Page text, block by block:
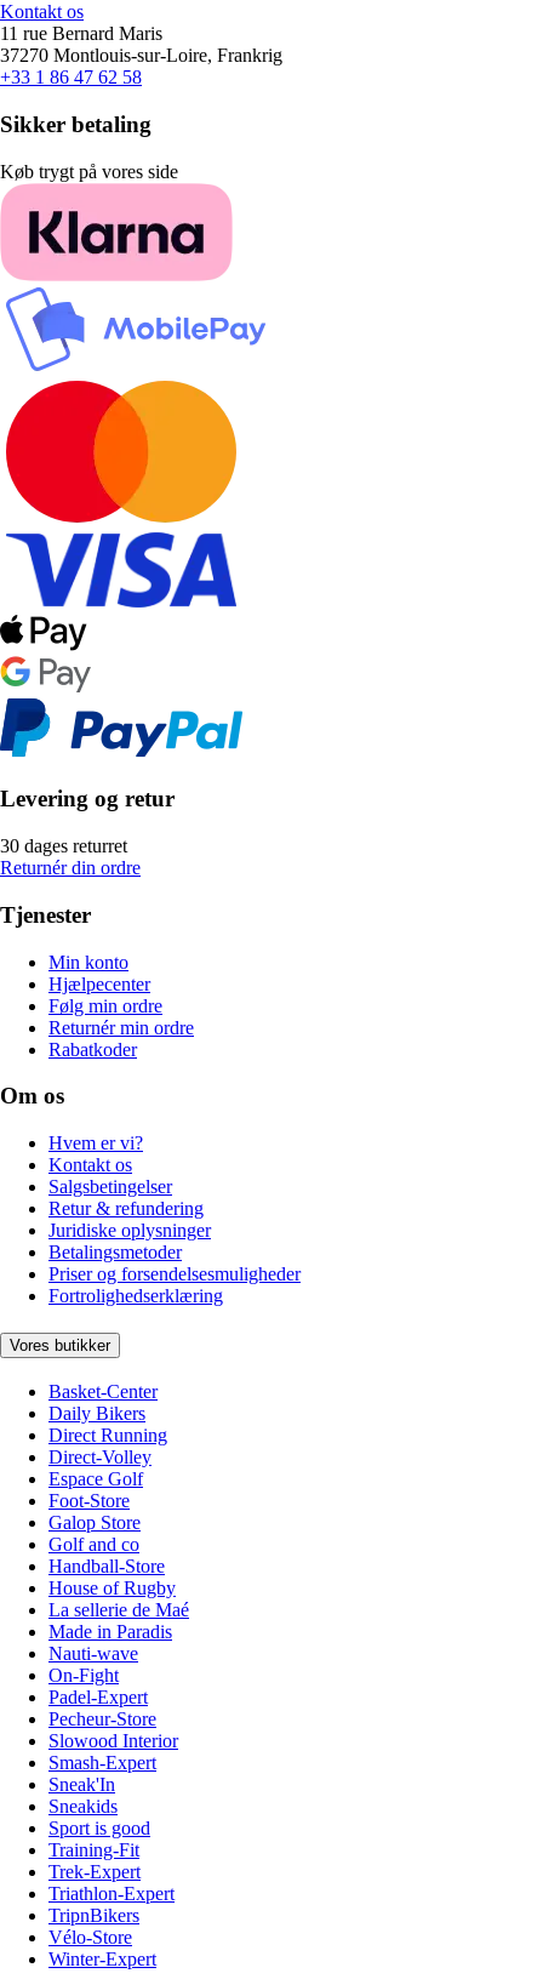
Kontakt os
11 rue Bernard Maris
37270 Montlouis-sur-Loire, Frankrig
+33 1 86 47 62 58
Sikker betaling
Køb trygt på vores side
Levering og retur
30 dages returret
Returnér din ordre
Tjenester
Min konto
Hjælpecenter
Følg min ordre
Returnér min ordre
Rabatkoder
Om os
Hvem er vi?
Kontakt os
Salgsbetingelser
Retur & refundering
Juridiske oplysninger
Betalingsmetoder
Priser og forsendelsesmuligheder
Fortrolighedserklæring
Vores butikker
Basket-Center
Daily Bikers
Direct Running
Direct-Volley
Espace Golf
Foot-Store
Galop Store
Golf and co
Handball-Store
House of Rugby
La sellerie de Maé
Made in Paradis
Nauti-wave
On-Fight
Padel-Expert
Pecheur-Store
Slowood Interior
Smash-Expert
Sneak'In
Sneakids
Sport is good
Training-Fit
Trek-Expert
Triathlon-Expert
TripnBikers
Vélo-Store
Winter-Expert